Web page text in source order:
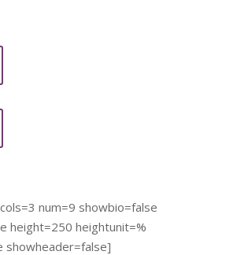
num=9 showbio=false
height=250 heightunit=%
showheader=false]